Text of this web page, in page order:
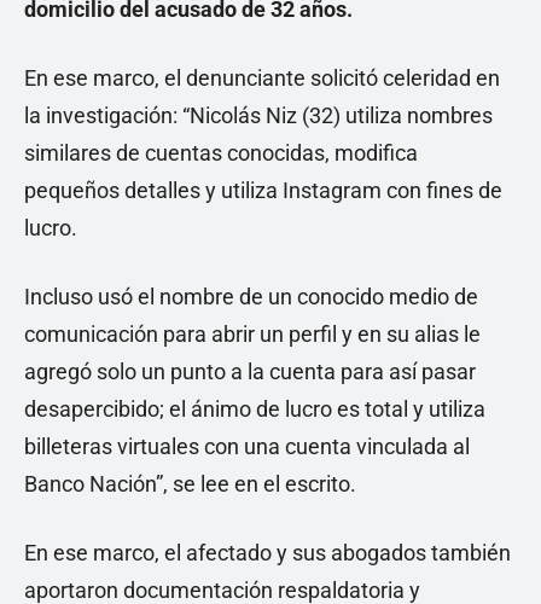
domicilio del acusado de 32 años.
En ese marco, el denunciante solicitó celeridad en
la investigación: “Nicolás Niz (32) utiliza nombres
similares de cuentas conocidas, modifica
pequeños detalles y utiliza Instagram con fines de
lucro.
Incluso usó el nombre de un conocido medio de
comunicación para abrir un perfil y en su alias le
agregó solo un punto a la cuenta para así pasar
desapercibido; el ánimo de lucro es total y utiliza
billeteras virtuales con una cuenta vinculada al
Banco Nación”, se lee en el escrito.
En ese marco, el afectado y sus abogados también
aportaron documentación respaldatoria y